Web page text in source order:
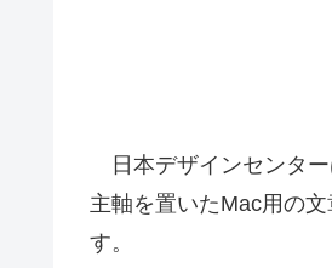
日本デザインセンタ
主軸を置いたMac用の文
す。